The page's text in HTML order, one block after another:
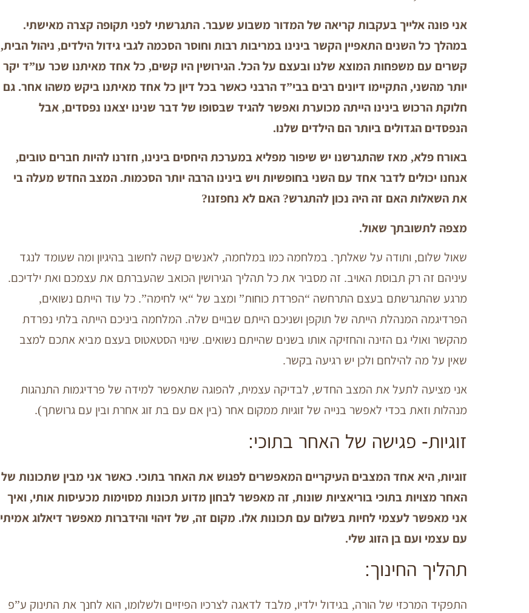
אני פונה אלייך בעקבות קריאה של המדור משבוע שעבר. התגרשתי לפני תקופה קצרה מאישתי.
במהלך כל השנים התאפיין הקשר בינינו במריבות רבות וחוסר הסכמה לגבי גידול הילדים, ניהול הבית,
קשרים עם משפחות המוצא שלנו ובעצם על הכל. הגירושין היו קשים, כל אחד מאיתנו שכר עו”ד יקר
יותר מהשני, התקיימו דיונים רבים בבי”ד הרבני כאשר בכל דיון כל אחד מאיתנו ביקש משהו אחר. גם
חלוקת הרכוש בינינו הייתה מכוערת ואפשר להגיד שבסופו של דבר שנינו יצאנו נפסדים, אבל
הנפסדים הגדולים ביותר הם הילדים שלנו.
באורח פלא, מאז שהתגרשנו יש שיפור מפליא במערכת היחסים בינינו, חזרנו להיות חברים טובים,
אנחנו יכולים לדבר אחד עם השני בחופשיות ויש בינינו הרבה יותר הסכמות. המצב החדש מעלה בי
את השאלות האם זה היה נכון להתגרש? האם לא נחפזנו?
מצפה לתשובתך שאול.
שאול שלום, ותודה על שאלתך. במלחמה כמו במלחמה, לאנשים קשה לחשוב בהיגיון ומה שעומד לנגד
עיניהם זה רק תבוסת האויב. זה מסביר את כל תהליך הגירושין הכואב שהעברתם את עצמכם ואת ילדיכם.
מרגע שהתגרשתם בעצם התרחשה “הפרדת כוחות” ומצב של “אי לחימה”. כל עוד הייתם נשואים,
הפרדיגמה המנהלת הייתה של תוקפן ושניכם הייתם שבויים שלה. המלחמה ביניכם הייתה בלתי נפרדת
מהקשר ואולי גם הזינה והחזיקה אותו בשנים שהייתם נשואים. שינוי הסטאטוס בעצם מביא אתכם למצב
שאין על מה להילחם ולכן יש רגיעה בקשר.
אני מציעה לתעל את המצב החדש, לבדיקה עצמית, להפוגה שתאפשר למידה של פרדיגמות התנהגות
מנהלות וזאת בכדי לאפשר בנייה של זוגיות ממקום אחר (בין אם עם בת זוג אחרת ובין עם גרושתך).
זוגיות- פגישה של האחר בתוכי:
זוגיות, היא אחד המצבים העיקריים המאפשרים לפגוש את האחר בתוכי. כאשר אני מבין שתכונות של
האחר מצויות בתוכי בוריאציות שונות, זה מאפשר לבחון מדוע תכונות מסוימות מכעיסות אותי, ואיך
אני מאפשר לעצמי לחיות בשלום עם תכונות אלו. מקום זה, של זיהוי והידברות מאפשר דיאלוג אמיתי
עם עצמי ועם בן הזוג שלי.
תהליך החינוך:
התפקיד המרכזי של הורה, בגידול ילדיו, מלבד לדאגה לצרכיו הפיזיים ולשלומו, הוא לחנך את התינוק ע”פ